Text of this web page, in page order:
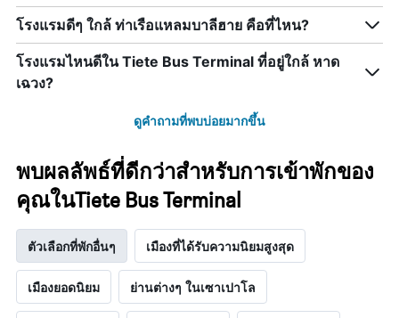
โรงแรมดีๆ ใกล้ ท่าเรือแหลมบาลีฮาย คือที่ไหน?
โรงแรมไหนดีใน Tiete Bus Terminal ที่อยู่ใกล้ หาด
เฉวง?
ดูคำถามที่พบบ่อยมากขึ้น
พบผลลัพธ์ที่ดีกว่าสำหรับการเข้าพักของ
คุณในTiete Bus Terminal
ตัวเลือกที่พักอื่นๆ เมืองที่ได้รับความนิยมสูงสุด
เมืองยอดนิยม ย่านต่างๆ ในเซาเปาโล